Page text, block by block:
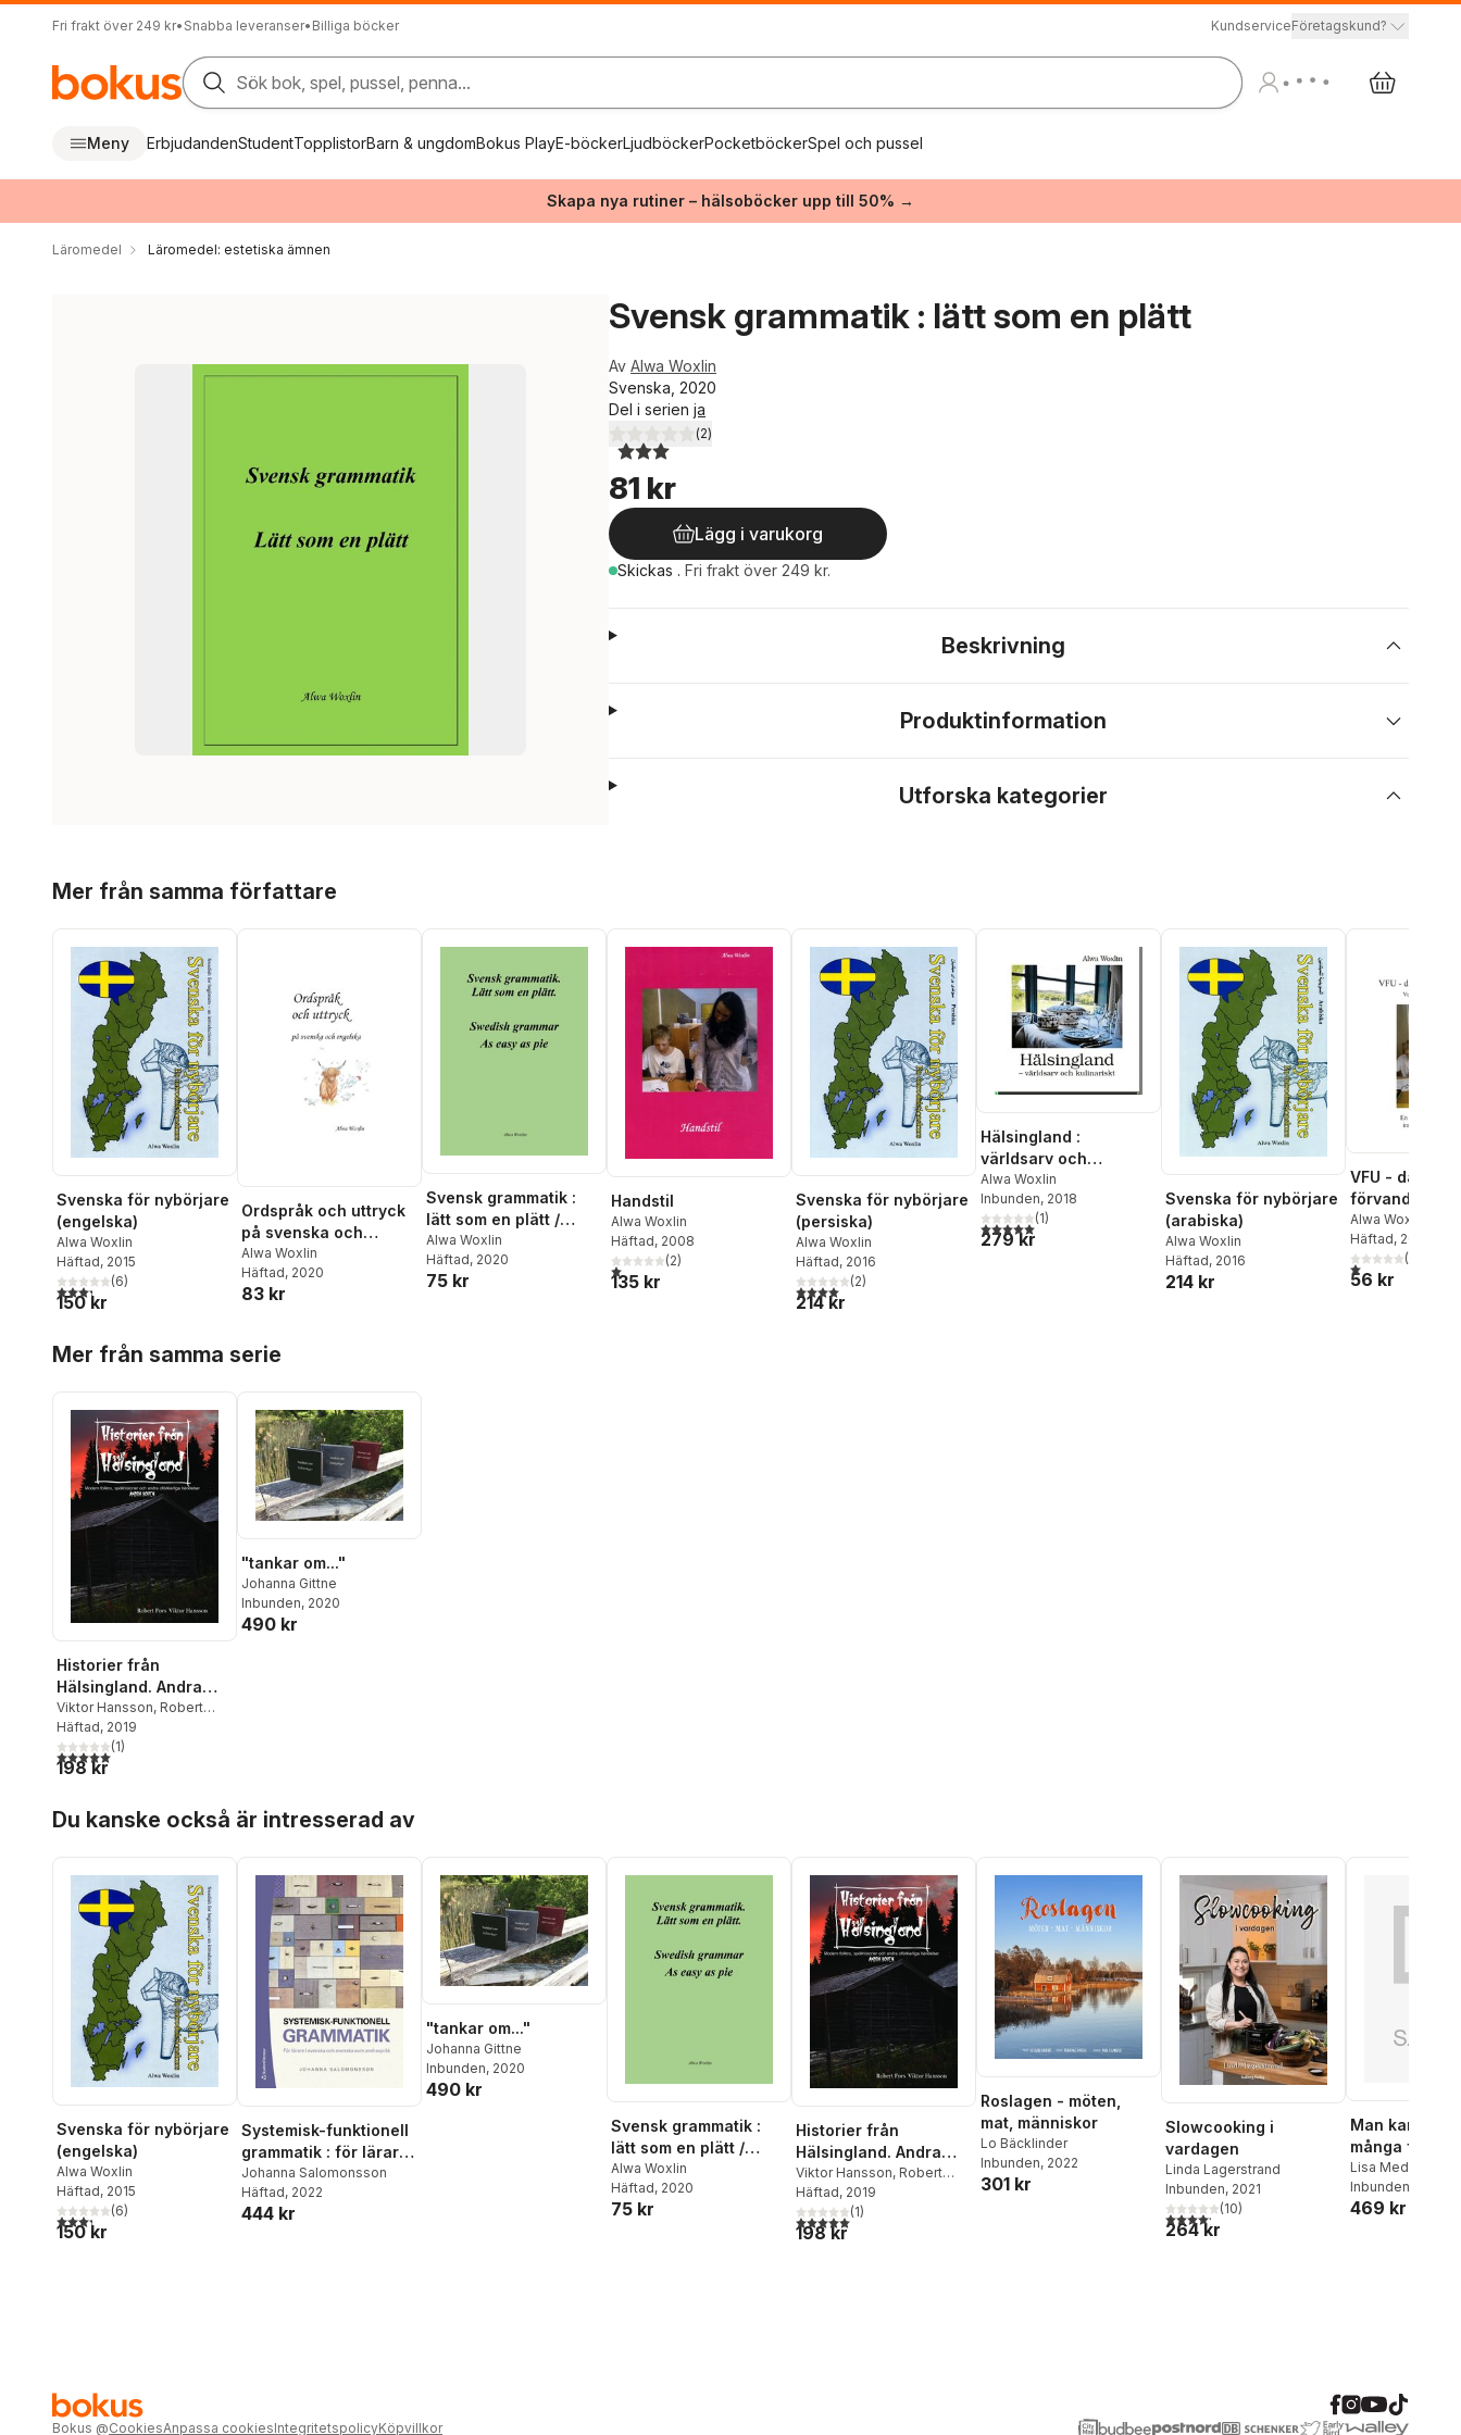
Fri frakt över 249 kr• Snabba leveranser• Billiga böcker KundserviceFöretagskund?
Sök bok, spel, pussel, penna...
Meny ErbjudandenStudentTopplistorBarn & ungdomBokus PlayE-böckerLjudböckerPocketböckerSpel och pussel
Skapa nya rutiner – hälsoböcker upp till 50% →
Läromedel Läromedel: estetiska ämnen
Svensk grammatik : lätt som en plätt
Av Alwa Woxlin
Svenska, 2020
Del i serien ja
3,0utav 5 stjärnor. Totalt antal röster:
(2)
81 kr
Lägg i varukorg
Skickas . Fri frakt över 249 kr.
Beskrivning
Produktinformation
Utforska kategorier
Mer från samma författare
Svenska för nybörjare
(engelska)
Alwa Woxlin
Häftad, 2015
3,3utav 5 stjärnor. Totalt antal röster:
(6)
150 kr
Ordspråk och uttryck
på svenska och
engelska
Alwa Woxlin
Häftad, 2020
83 kr
Svensk grammatik :
lätt som en plätt /
Swedish grammar : as
easy as pie
Alwa Woxlin
Häftad, 2020
75 kr
Handstil
Alwa Woxlin
Häftad, 2008
1,0utav 5 stjärnor. Totalt antal röster:
(2)
135 kr
Svenska för nybörjare
(persiska)
Alwa Woxlin
Häftad, 2016
4,0utav 5 stjärnor. Totalt antal röster:
(2)
214 kr
Hälsingland :
världsarv och
kulinariskt
Alwa Woxlin
Inbunden, 2018
5,0utav 5 stjärnor. Totalt antal röster:
(1)
279 kr
Svenska för nybörjare
(arabiska)
Alwa Woxlin
Häftad, 2016
214 kr
VFU - då du
förvandlas till
utbildning :
Alwa Woxlin
Häftad, 2008
1,0utav 5(
56 kr
Mer från samma serie
Historier från
Hälsingland. Andra
boken
Viktor Hansson, Robert
Fors
Häftad, 2019
5,0utav 5 stjärnor. Totalt antal röster:
(1)
198 kr
"tankar om..."
Johanna Gittne
Inbunden, 2020
490 kr
Du kanske också är intresserad av
Svenska för nybörjare
(engelska)
Alwa Woxlin
Häftad, 2015
3,3utav 5 stjärnor. Totalt antal röster:
(6)
150 kr
Systemisk-funktionell
grammatik : för lärare i
svenska och svenska
som andraspråk
Johanna Salomonsson
Häftad, 2022
444 kr
"tankar om..."
Johanna Gittne
Inbunden, 2020
490 kr
Svensk grammatik :
lätt som en plätt /
Swedish grammar : as
easy as pie
Alwa Woxlin
Häftad, 2020
75 kr
Historier från
Hälsingland. Andra
boken
Viktor Hansson, Robert
Fors
Häftad, 2019
5,0utav 5 stjärnor. Totalt antal röster:
(1)
198 kr
Roslagen - möten,
mat, människor
Lo Bäcklinder
Inbunden, 2022
301 kr
Slowcooking i
vardagen
Linda Lagerstrand
Inbunden, 2021
4,2utav 5 stjärnor. Totalt antal röster:
(10)
264 kr
Man kan
många fler
Lisa Medin
Inbunden
469 kr
Bokus @CookiesAnpassa cookiesIntegritetspolicyKöpvillkor